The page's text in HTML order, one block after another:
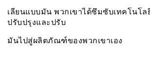
เลียนแบบมัน พวกเขาได้ซึมซับเทคโนโล
ปรับปรุงและปรับ
มันไปสู่ผลิตภัณฑ์ของพวกเขาเอง